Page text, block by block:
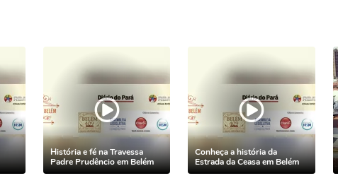
História e fé na Travessa
Padre Prudêncio em Belém
Conheça a história da
Estrada da Ceasa em Belém